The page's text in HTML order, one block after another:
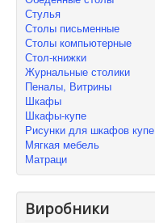
Стулья
Столы письменные
Столы компьютерные
Стол-книжки
Журнальные столики
Пеналы, Витрины
Шкафы
Шкафы-купе
Рисунки для шкафов купе
Мягкая мебель
Матраци
Виробники